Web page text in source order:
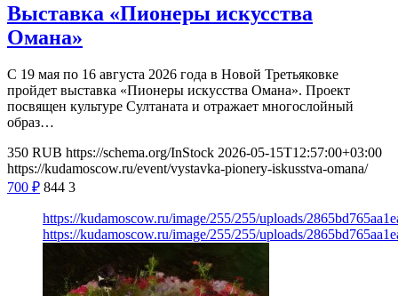
Выставка «Пионеры искусства
Омана»
С 19 мая по 16 августа 2026 года в Новой Третьяковке
пройдет выставка «Пионеры искусства Омана». Проект
посвящен культуре Султаната и отражает многослойный
образ…
350 RUB https://schema.org/InStock 2026-05-15T12:57:00+03:00
https://kudamoscow.ru/event/vystavka-pionery-iskusstva-omana/
700 ₽ 844 3
https://kudamoscow.ru/image/255/255/uploads/
https://kudamoscow.ru/image/255/255/uploads/